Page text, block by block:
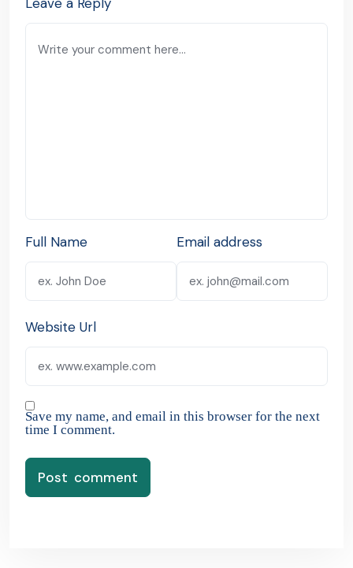
Full Name Email address
Website Url
Save my name, and email in this browser for the next
time I comment.